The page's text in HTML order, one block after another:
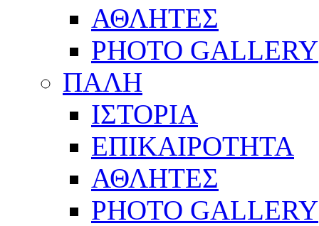
ΑΘΛΗΤΕΣ
PHOTO GALLERY
ΠΑΛΗ
ΙΣΤΟΡΙΑ
ΕΠΙΚΑΙΡΟΤΗΤΑ
ΑΘΛΗΤΕΣ
PHOTO GALLERY